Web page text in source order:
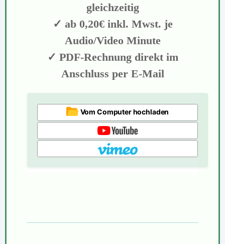
gleichzeitig
✓ ab 0,20€ inkl. Mwst. je
Audio/Video Minute
✓ PDF-Rechnung direkt im
Anschluss per E-Mail
Vom Computer hochladen